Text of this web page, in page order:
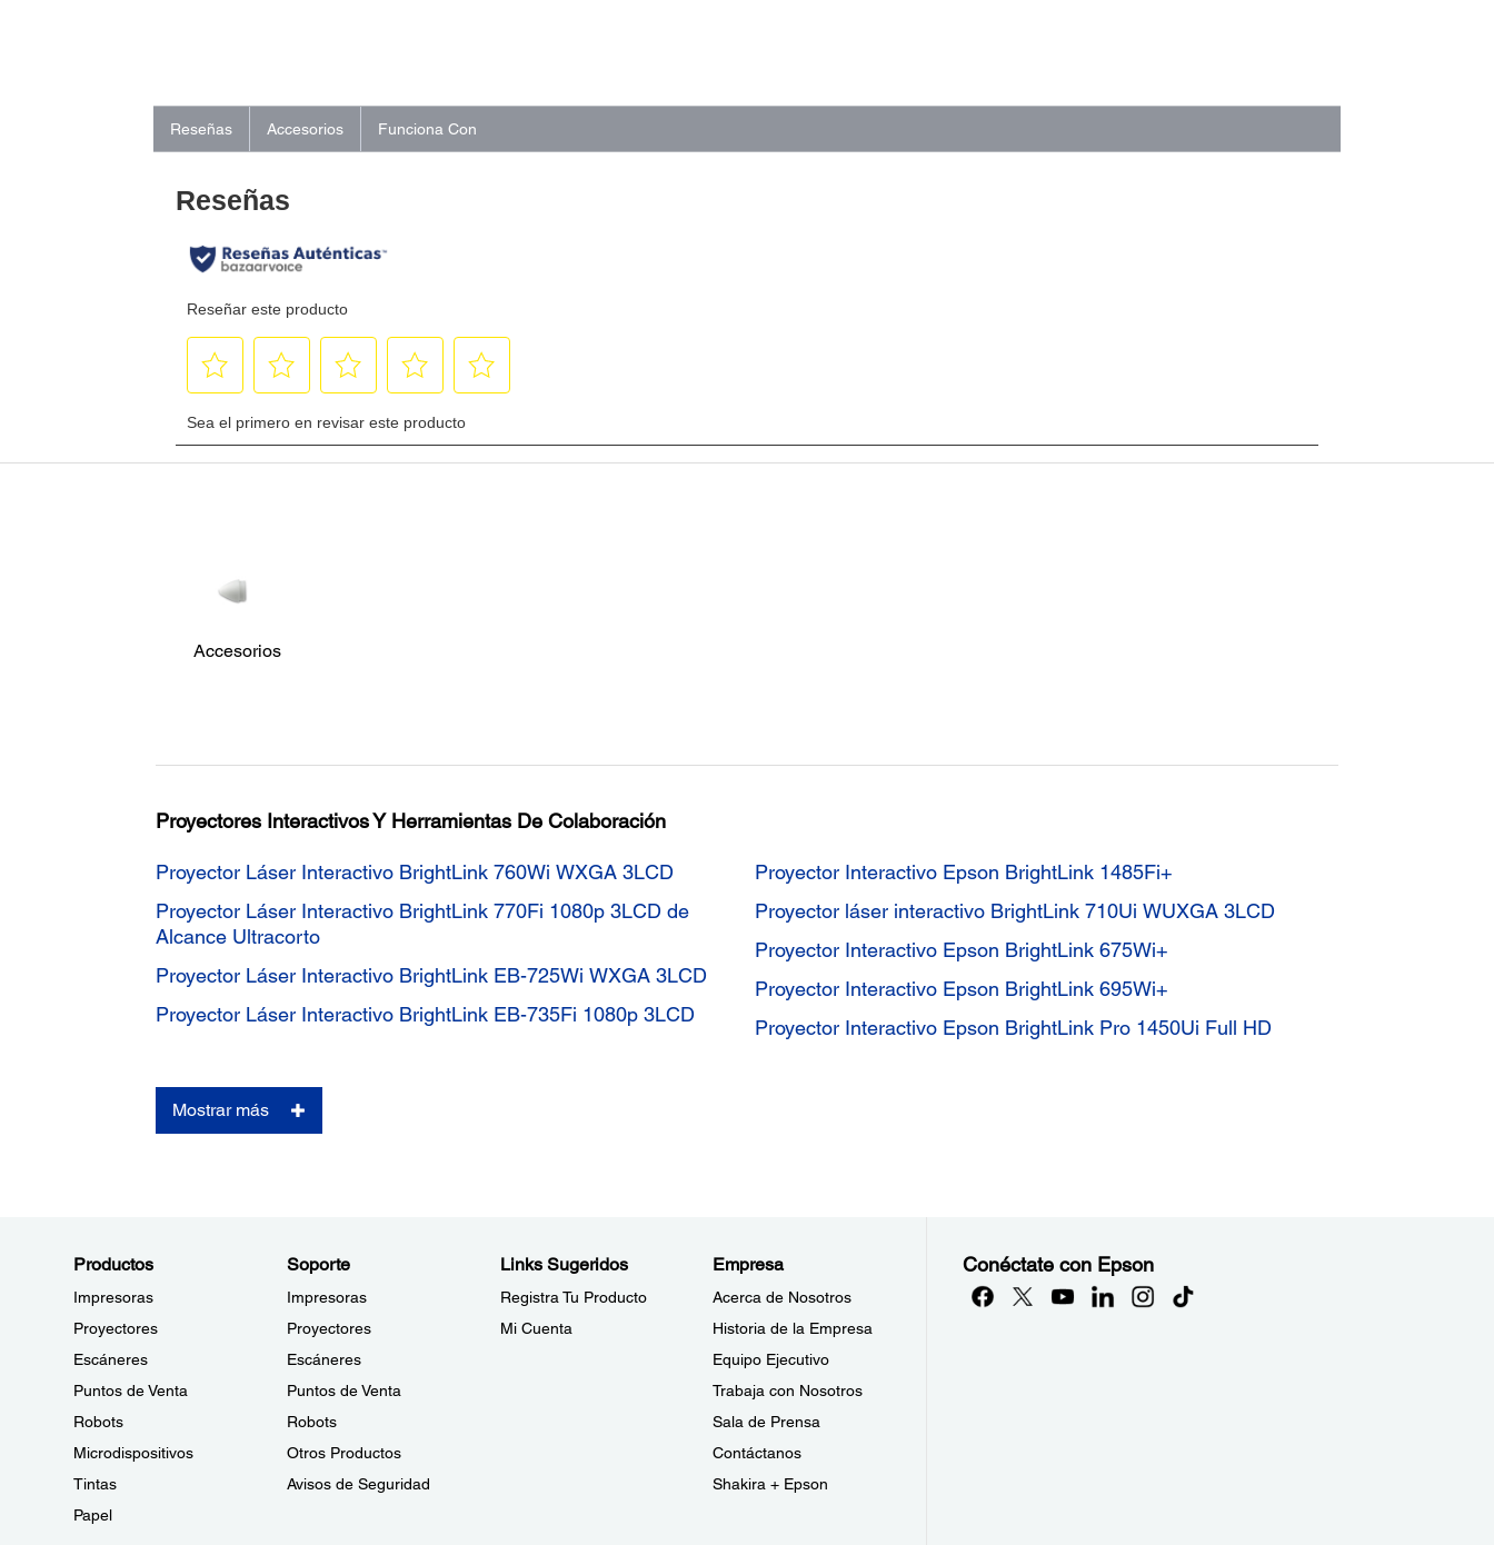
Reseñas Accesorios Funciona Con
Accesorios
Proyectores Interactivos Y Herramientas De Colaboración
Proyector Láser Interactivo BrightLink 760Wi WXGA 3LCD
Proyector Láser Interactivo BrightLink 770Fi 1080p 3LCD de
Alcance Ultracorto
Proyector Láser Interactivo BrightLink EB-725Wi WXGA 3LCD
Proyector Láser Interactivo BrightLink EB-735Fi 1080p 3LCD
Proyector Interactivo Epson BrightLink 1485Fi+
Proyector láser interactivo BrightLink 710Ui WUXGA 3LCD
Proyector Interactivo Epson BrightLink 675Wi+
Proyector Interactivo Epson BrightLink 695Wi+
Proyector Interactivo Epson BrightLink Pro 1450Ui Full HD
Mostrar más
Productos
Impresoras
Proyectores
Escáneres
Puntos de Venta
Robots
Microdispositivos
Tintas
Papel
Soporte
Impresoras
Proyectores
Escáneres
Puntos de Venta
Robots
Otros Productos
Avisos de Seguridad
Links Sugeridos
Registra Tu Producto
Mi Cuenta
Empresa
Acerca de Nosotros
Historia de la Empresa
Equipo Ejecutivo
Trabaja con Nosotros
Sala de Prensa
Contáctanos
Shakira + Epson
Conéctate con Epson